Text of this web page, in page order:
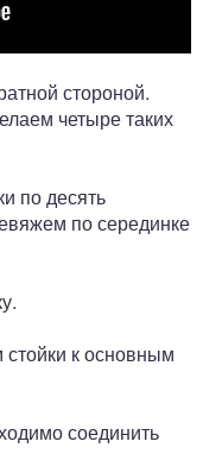
стороной.
четыре таких
по десять
по серединке
к основным
соединить